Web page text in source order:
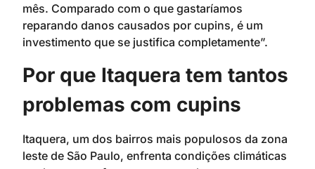
mês. Comparado com o que gastaríamos
reparando danos causados por cupins, é um
investimento que se justifica completamente”.
Por que Itaquera tem tantos
problemas com cupins
Itaquera, um dos bairros mais populosos da zona
leste de São Paulo, enfrenta condições climáticas